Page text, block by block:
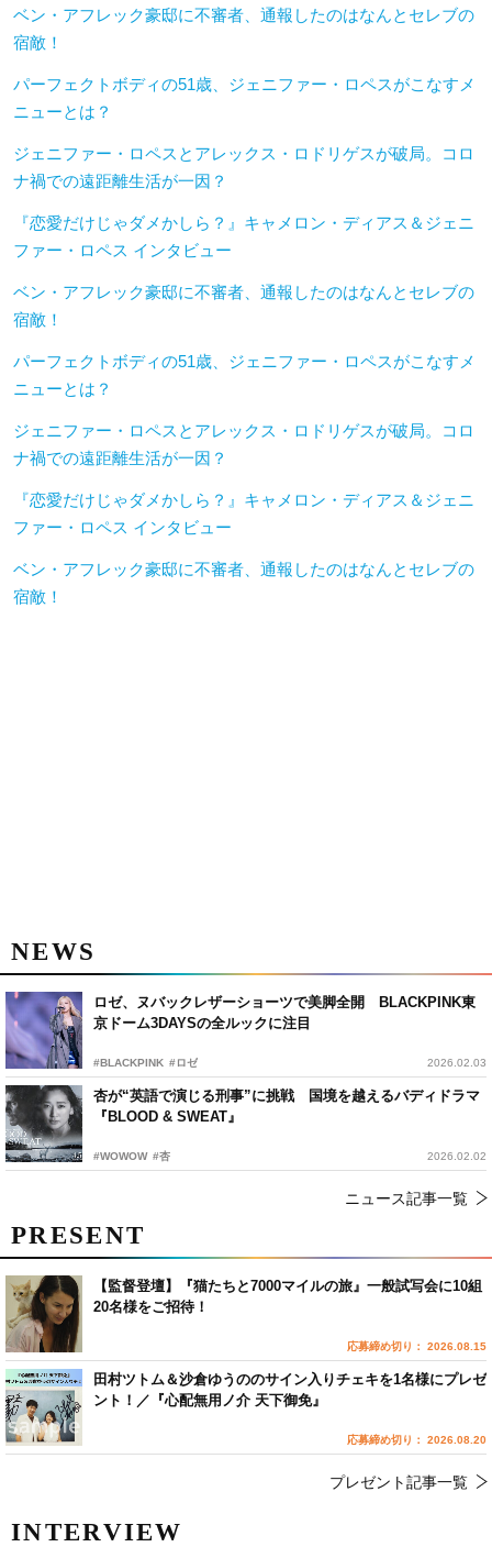
ベン・アフレック豪邸に不審者、通報したのはなんとセレブの
宿敵！
パーフェクトボディの51歳、ジェニファー・ロペスがこなすメ
ニューとは？
ジェニファー・ロペスとアレックス・ロドリゲスが破局。コロ
ナ禍での遠距離生活が一因？
『恋愛だけじゃダメかしら？』キャメロン・ディアス＆ジェニ
ファー・ロペス インタビュー
ベン・アフレック豪邸に不審者、通報したのはなんとセレブの
宿敵！
パーフェクトボディの51歳、ジェニファー・ロペスがこなすメ
ニューとは？
ジェニファー・ロペスとアレックス・ロドリゲスが破局。コロ
ナ禍での遠距離生活が一因？
『恋愛だけじゃダメかしら？』キャメロン・ディアス＆ジェニ
ファー・ロペス インタビュー
ベン・アフレック豪邸に不審者、通報したのはなんとセレブの
宿敵！
NEWS
ロゼ、ヌバックレザーショーツで美脚全開 BLACKPINK東
京ドーム3DAYSの全ルックに注目
#BLACKPINK #ロゼ 2026.02.03
杏が“英語で演じる刑事”に挑戦 国境を越えるバディドラマ
『BLOOD & SWEAT』
#WOWOW #杏 2026.02.02
ニュース記事一覧
INTERVIEW
PRESENT
【監督登壇】『猫たちと7000マイルの旅』一般試写会に10組
20名様をご招待！
応募締め切り： 2026.08.15
田村ツトム＆沙倉ゆうののサイン入りチェキを1名様にプレゼ
ント！／『心配無用ノ介 天下御免』
応募締め切り： 2026.08.20
プレゼント記事一覧